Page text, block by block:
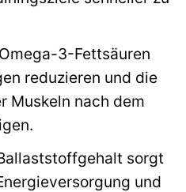
3-Fettsäuren
reduzieren und die
Muskeln nach dem
sorgt
und